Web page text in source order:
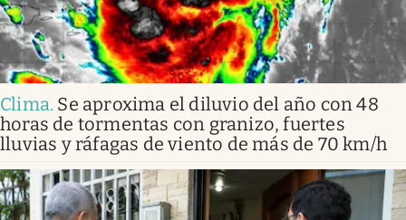
Clima. Se aproxima el diluvio del año con 48
horas de tormentas con granizo, fuertes
lluvias y ráfagas de viento de más de 70 km/h